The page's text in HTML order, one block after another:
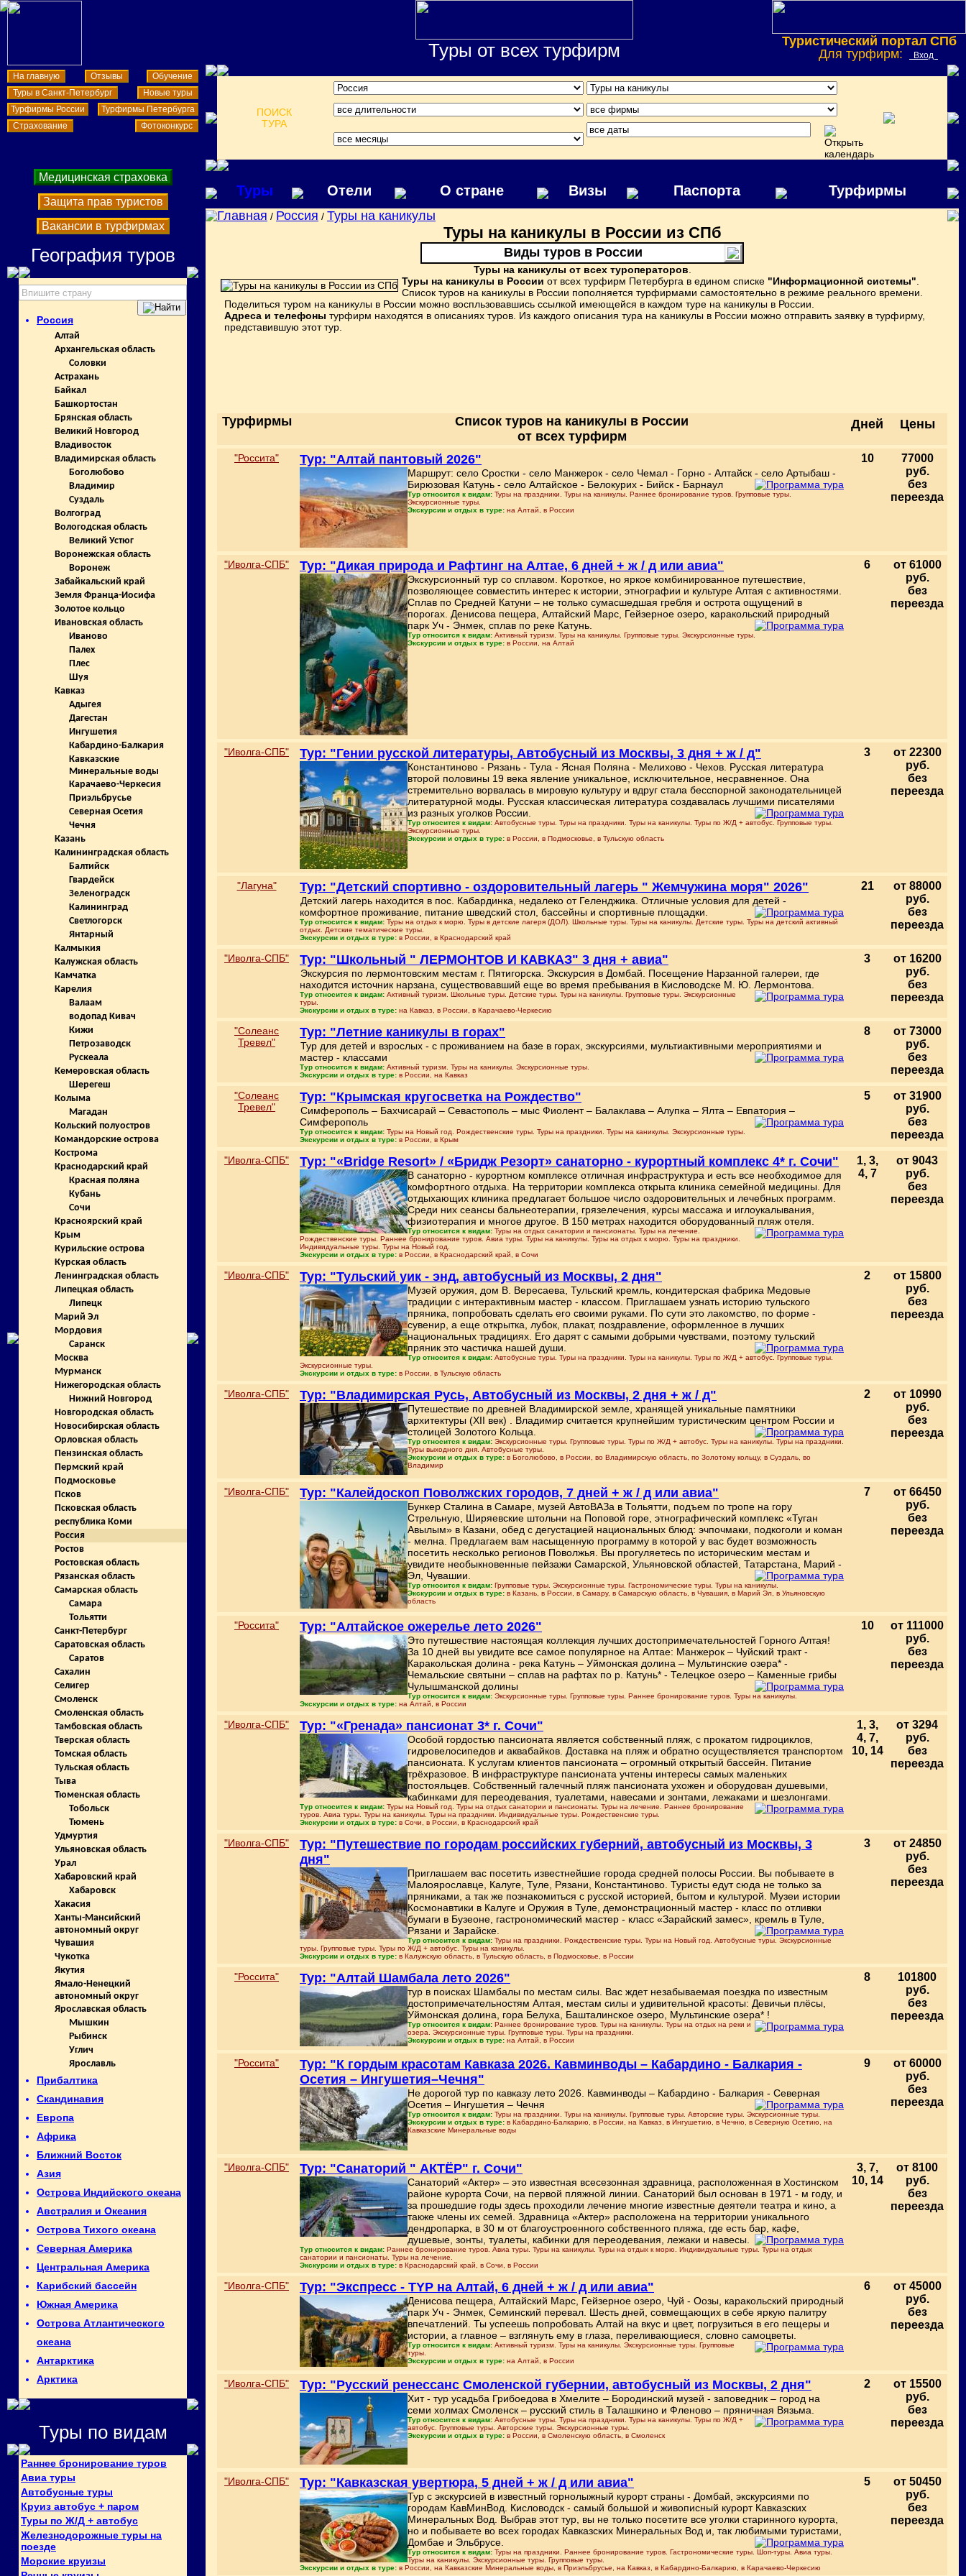
Туры от всех турфирм
Туристический портал СПб
Для турфирм:
Вход
На главную Отзывы
Обучение
Туры в Санкт-Петербург
Новые туры
Турфирмы России
Турфирмы Петербурга
Страхование
Фотоконкурс
ПОИСК
ТУРА
Медицинская страховка
Защита прав туристов
Вакансии в турфирмах
География туров
Россия
Алтай
Архангельская область
Соловки
Астрахань
Байкал
Башкортостан
Брянская область
Великий Новгород
Владивосток
Владимирская область
Боголюбово
Владимир
Суздаль
Волгоград
Вологодская область
Великий Устюг
Воронежская область
Воронеж
Забайкальский край
Земля Франца-Иосифа
Золотое кольцо
Ивановская область
Иваново
Палех
Плес
Шуя
Кавказ
Адыгея
Дагестан
Ингушетия
Кабардино-Балкария
Кавказские
Минеральные воды
Карачаево-Черкесия
Приэльбрусье
Северная Осетия
Чечня
Казань
Калининградская область
Балтийск
Гвардейск
Зеленоградск
Калининград
Светлогорск
Янтарный
Калмыкия
Калужская область
Камчатка
Карелия
Валаам
водопад Кивач
Кижи
Петрозаводск
Рускеала
Кемеровская область
Шерегеш
Колыма
Магадан
Кольский полуостров
Командорские острова
Кострома
Краснодарский край
Красная поляна
Кубань
Сочи
Красноярский край
Крым
Курильские острова
Курская область
Ленинградская область
Липецкая область
Липецк
Марий Эл
Мордовия
Саранск
Москва
Мурманск
Нижегородская область
Нижний Новгород
Новгородская область
Новосибирская область
Орловская область
Пензинская область
Пермский край
Подмосковье
Псков
Псковская область
республика Коми
Россия
Ростов
Ростовская область
Рязанская область
Самарская область
Самара
Тольятти
Санкт-Петербург
Саратовская область
Саратов
Сахалин
Селигер
Смоленск
Смоленская область
Тамбовская область
Тверская область
Томская область
Тульская область
Тыва
Тюменская область
Тобольск
Тюмень
Удмуртия
Ульяновская область
Урал
Хабаровский край
Хабаровск
Хакасия
Ханты-Мансийский
автономный округ
Чувашия
Чукотка
Якутия
Ямало-Ненецкий
автономный округ
Ярославская область
Мышкин
Рыбинск
Углич
Ярославль
Прибалтика
Скандинавия
Европа
Африка
Ближний Восток
Азия
Острова Индийского океана
Австралия и Океания
Острова Тихого океана
Северная Америка
Центральная Америка
Карибский бассейн
Южная Америка
Острова Атлантического
океана
Антарктика
Арктика
Туры по видам
Раннее бронирование туров
Авиа туры
Автобусные туры
Круиз автобус + паром
Туры по Ж/Д + автобус
Железнодорожные туры на
поезде
Морские круизы
Туры Отели О стране Визы Паспорта Турфирмы
Главная / Россия / Туры на каникулы
Туры на каникулы в России из СПб
Виды туров в России
Туры на каникулы от всех туроператоров
Туры на каникулы в России от всех турфирм Петербурга в едином списке "Информационной системы"
Список туров на каникулы в России пополняется турфирмами самостоятельно в режиме реального времени.
Поделиться туром на каникулы в России можно воспльзовавшись ссылкой имеющейся в каждом туре на каникулы в России.
Адреса и телефоны турфирм находятся в описаниях туров. Из каждого описания тура на каникулы в России можно отправить заявку в турфирму,
представившую этот тур.
Турфирмы
Список туров на каникулы в России
от всех турфирм
Дней Цены
"Россита" Тур: "Алтай пантовый 2026"
Маршрут: село Сростки - село Манжерок - село Чемал - Горно - Алтайск - село Артыбаш -
Бирюзовая Катунь - село Алтайское - Белокурих - Бийск - Барнаул
Тур относится к видам: Туры на праздники. Туры на каникулы. Раннее бронирование туров. Групповые туры.
Экскурсионные туры.
Экскурсии и отдых в туре: на Алтай, в России
10
77000
руб.
без
переезда
"Иволга-СПБ" Тур: "Дикая природа и Рафтинг на Алтае, 6 дней + ж / д или авиа"
Экскурсионный тур со сплавом. Короткое, но яркое комбинированное путешествие,
позволяющее совместить интерес к истории, этнографии и культуре Алтая с активностями.
Сплав по Средней Катуни – не только сумасшедшая гребля и острота ощущений в
порогах. Денисова пещера, Алтайский Марс, Гейзерное озеро, каракольский природный
парк Уч - Энмек, сплав по реке Катунь.
Тур относится к видам: Активный туризм. Туры на каникулы. Групповые туры. Экскурсионные туры.
Экскурсии и отдых в туре: в России, на Алтай
6
от 61000
руб.
без
переезда
"Иволга-СПБ" Тур: "Гении русской литературы, Автобусный из Москвы, 3 дня + ж / д"
Константиново - Рязань - Тула - Ясная Поляна - Мелихово - Чехов. Русская литература
второй половины 19 века явление уникальное, исключительное, несравненное. Она
стремительно ворвалась в мировую культуру и вдруг стала бесспорной законодательницей
литературной моды. Русская классическая литература создавалась лучшими писателями
из разных уголков России.
Тур относится к видам: Автобусные туры. Туры на праздники. Туры на каникулы. Туры по Ж/Д + автобус. Групповые туры.
Экскурсионные туры.
Экскурсии и отдых в туре: в России, в Подмосковье, в Тульскую область
3
от 22300
руб.
без
переезда
"Лагуна" Тур: "Детский спортивно - оздоровительный лагерь " Жемчужина моря" 2026"
Детский лагерь находится в пос. Кабардинка, недалеко от Геленджика. Отличные условия для детей -
комфортное проживание, питание шведский стол, бассейны и спортивные площадки.
Тур относится к видам: Туры на отдых к морю. Туры в детские лагеря (ДОЛ). Школьные туры. Туры на каникулы. Детские туры. Туры на детский активный
отдых. Детские тематические туры.
Экскурсии и отдых в туре: в России, в Краснодарский край
21
от 88000
руб.
без
переезда
"Иволга-СПБ" Тур: "Школьный " ЛЕРМОНТОВ И КАВКАЗ" 3 дня + авиа"
Экскурсия по лермонтовским местам г. Пятигорска. Экскурсия в Домбай. Посещение Нарзанной галереи, где
находится источник нарзана, существовавший еще во время пребывания в Кисловодске М. Ю. Лермонтова.
Тур относится к видам: Активный туризм. Школьные туры. Детские туры. Туры на каникулы. Групповые туры. Экскурсионные
туры.
Экскурсии и отдых в туре: на Кавказ, в России, в Карачаево-Черкесию
3
от 16200
руб.
без
переезда
"Солеанс
Тревел"
Тур: "Летние каникулы в горах"
Тур для детей и взрослых - с проживанием на базе в горах, экскурсиями, мультиактивными мероприятиями и
мастер - классами
Тур относится к видам: Активный туризм. Туры на каникулы. Экскурсионные туры.
Экскурсии и отдых в туре: в России, на Кавказ
8
от 73000
руб.
без
переезда
"Солеанс
Тревел"
Тур: "Крымская кругосветка на Рождество"
Симферополь – Бахчисарай – Севастополь – мыс Фиолент – Балаклава – Алупка – Ялта – Евпатория –
Симферополь
Тур относится к видам: Туры на Новый год. Рождественские туры. Туры на праздники. Туры на каникулы. Экскурсионные туры.
Экскурсии и отдых в туре: в России, в Крым
5
от 31900
руб.
без
переезда
"Иволга-СПБ" Тур: "«Bridge Resort» / «Бридж Резорт» санаторно - курортный комплекс 4* г. Сочи"
В санаторно - курортном комплексе отличная инфраструктура и есть все необходимое для
комфортного отдыха. На территории комплекса открыта клиника семейной медицины. Для
отдыхающих клиника предлагает большое число оздоровительных и лечебных программ.
Среди них сеансы бальнеотерапии, грязелечения, курсы массажа и иглоукалывания,
физиотерапия и многое другое. В 150 метрах находится оборудованный пляж отеля.
Тур относится к видам: Туры на отдых санатории и пансионаты. Туры на лечение.
Рождественские туры. Раннее бронирование туров. Авиа туры. Туры на каникулы. Туры на отдых к морю. Туры на праздники.
Индивидуальные туры. Туры на Новый год.
Экскурсии и отдых в туре: в России, в Краснодарский край, в Сочи
1, 3,
4, 7
от 9043
руб.
без
переезда
"Иволга-СПБ" Тур: "Тульский уик - энд, автобусный из Москвы, 2 дня"
Музей оружия, дом В. Вересаева, Тульский кремль, кондитерская фабрика Медовые
традиции с интерактивным мастер - классом. Приглашаем узнать историю тульского
пряника, попробовать сделать его своими руками. По сути это лакомство, по форме -
сувенир, а еще открытка, лубок, плакат, поздравление, оформленное в лучших
национальных традициях. Его дарят с самыми добрыми чувствами, поэтому тульский
пряник это частичка нашей души.
Тур относится к видам: Автобусные туры. Туры на праздники. Туры на каникулы. Туры по Ж/Д + автобус. Групповые туры.
Экскурсионные туры.
Экскурсии и отдых в туре: в России, в Тульскую область
2
от 15800
руб.
без
переезда
"Иволга-СПБ" Тур: "Владимирская Русь, Автобусный из Москвы, 2 дня + ж / д"
Путешествие по древней Владимирской земле, хранящей уникальные памятники
архитектуры (XII век) . Владимир считается крупнейшим туристическим центром России и
столицей Золотого Кольца.
Тур относится к видам: Экскурсионные туры. Групповые туры. Туры по Ж/Д + автобус. Туры на каникулы. Туры на праздники.
Туры выходного дня. Автобусные туры.
Экскурсии и отдых в туре: в Боголюбово, в России, во Владимирскую область, по Золотому кольцу, в Суздаль, во
Владимир
2
от 10990
руб.
без
переезда
"Иволга-СПБ" Тур: "Калейдоскоп Поволжских городов, 7 дней + ж / д или авиа"
Бункер Сталина в Самаре, музей АвтоВАЗа в Тольятти, подъем по тропе на гору
Стрельную, Ширяевские штольни на Поповой горе, этнографический комплекс «Туган
Авылым» в Казани, обед с дегустацией национальных блюд: эчпочмаки, подкоголи и коман
- мелна. Предлагаем вам насыщенную программу в которой у вас будет возможность
посетить несколько регионов Поволжья. Вы прогуляетесь по историческим местам и
увидите необыкновенные пейзажи Самарской, Ульяновской областей, Татарстана, Марий -
Эл, Чувашии.
Тур относится к видам: Групповые туры. Экскурсионные туры. Гастрономические туры. Туры на каникулы.
Экскурсии и отдых в туре: в Казань, в России, в Самару, в Самарскую область, в Чувашия, в Марий Эл, в Ульяновскую
область
7
от 66450
руб.
без
переезда
"Россита" Тур: "Алтайское ожерелье лето 2026"
Это путешествие настоящая коллекция лучших достопримечательностей Горного Алтая!
За 10 дней вы увидите все самое популярное на Алтае: Манжерок – Чуйский тракт -
Каракольская долина - река Катунь – Уймонская долина – Мультинские озера* -
Чемальские святыни – сплав на рафтах по р. Катунь* - Телецкое озеро – Каменные грибы
Чулышманской долины
Тур относится к видам: Экскурсионные туры. Групповые туры. Раннее бронирование туров. Туры на каникулы.
Экскурсии и отдых в туре: на Алтай, в России
10
от 111000
руб.
без
переезда
"Иволга-СПБ" Тур: "«Гренада» пансионат 3* г. Сочи"
Особой гордостью пансионата является собственный пляж, с прокатом гидроциклов,
гидровелосипедов и аквабайков. Доставка на пляж и обратно осуществляется транспортом
пансионата. К услугам клиентов пансионата – огромный открытый бассейн. Питание
трёхразовое. В инфраструктуре пансионата учтены интересы самых маленьких
постояльцев. Собственный галечный пляж пансионата ухожен и оборудован душевыми,
кабинками для переодевания, туалетами, навесами и зонтами, лежаками и шезлонгами.
Тур относится к видам: Туры на Новый год. Туры на отдых санатории и пансионаты. Туры на лечение. Раннее бронирование
туров. Авиа туры. Туры на каникулы. Туры на праздники. Индивидуальные туры. Рождественские туры.
Экскурсии и отдых в туре: в Сочи, в России, в Краснодарский край
1, 3,
4, 7,
10, 14
от 3294
руб.
без
переезда
"Иволга-СПБ"
Тур: "Путешествие по городам российских губерний, автобусный из Москвы, 3
дня"
Приглашаем вас посетить известнейшие города средней полосы России. Вы побываете в
Малоярославце, Калуге, Туле, Рязани, Константиново. Туристы едут сюда не только за
пряниками, а так же познакомиться с русской историей, бытом и культурой. Музеи истории
Космонавтики в Калуге и Оружия в Туле, демонстрационный мастер - класс по отливки
бумаги в Бузеоне, гастрономический мастер - класс «Зарайский замес», кремль в Туле,
Рязани и Зарайске.
Тур относится к видам: Туры на праздники. Рождественские туры. Туры на Новый год. Автобусные туры. Экскурсионные
туры. Групповые туры. Туры по Ж/Д + автобус. Туры на каникулы.
Экскурсии и отдых в туре: в Калужскую область, в Тульскую область, в Подмосковье, в России
3
от 24850
руб.
без
переезда
"Россита" Тур: "Алтай Шамбала лето 2026"
тур в поисках Шамбалы по местам силы. Вас ждет незабываемая поездка по известным
достопримечательностям Алтая, местам силы и удивительной красоты: Девичьи плёсы,
Уймонская долина, гора Белуха, Башталинское озеро, Мультинские озера* !
Тур относится к видам: Раннее бронирование туров. Туры на каникулы. Туры на отдых на реки и
озера. Экскурсионные туры. Групповые туры. Туры на праздники.
Экскурсии и отдых в туре: на Алтай, в России
8
101800
руб.
без
переезда
"Россита"
Тур: "К гордым красотам Кавказа 2026. Кавминводы – Кабардино - Балкария -
Осетия – Ингушетия–Чечня"
Не дорогой тур по кавказу лето 2026. Кавминводы – Кабардино - Балкария - Северная
Осетия – Ингушетия – Чечня
Тур относится к видам: Туры на праздники. Туры на каникулы. Групповые туры. Авторские туры. Экскурсионные туры.
Экскурсии и отдых в туре: в Кабардино-Балкарию, в России, на Кавказ, в Ингушетию, в Чечню, в Северную Осетию, на
Кавказские Минеральные воды
9
от 60000
руб.
без
переезда
"Иволга-СПБ" Тур: "Санаторий " АКТЁР" г. Сочи"
Санаторий «Актер» ‒ это известная всесезонная здравница, расположенная в Хостинском
районе курорта Сочи, на первой пляжной линии. Санаторий был основан в 1971 - м году, и
за прошедшие годы здесь проходили лечение многие известные деятели театра и кино, а
также члены их семей. Здравница «Актер» расположена на территории уникального
дендропарка, в 30 м от благоустроенного собственного пляжа, где есть бар, кафе,
душевые, зонты, туалеты, кабинки для переодевания, лежаки и навесы.
Тур относится к видам: Раннее бронирование туров. Авиа туры. Туры на каникулы. Туры на отдых к морю. Индивидуальные туры. Туры на отдых
санатории и пансионаты. Туры на лечение.
Экскурсии и отдых в туре: в Краснодарский край, в Сочи, в России
3, 7,
10, 14
от 8100
руб.
без
переезда
"Иволга-СПБ" Тур: "Экспресс - TYP на Алтай, 6 дней + ж / д или авиа"
Денисова пещера, Алтайский Марс, Гейзерное озеро, Чуй - Оозы, каракольский природный
парк Уч - Энмек, Семинский перевал. Шесть дней, совмещающих в себе яркую палитру
впечатлений. Ты успеешь попробовать Алтай на вкус и цвет, погрузиться в его пещеры и
истории, а главное – взглянуть ему в глаза, переливающиеся, словно самоцветы.
Тур относится к видам: Активный туризм. Туры на каникулы. Экскурсионные туры. Групповые
туры.
Экскурсии и отдых в туре: на Алтай, в России
6
от 45000
руб.
без
переезда
"Иволга-СПБ" Тур: "Русский ренессанс Смоленской губернии, автобусный из Москвы, 2 дня"
Хит - тур усадьба Грибоедова в Хмелите – Бородинский музей - заповедник – город на
семи холмах Смоленск – русский стиль в Талашкино и Фленово – пряничная Вязьма.
Тур относится к видам: Автобусные туры. Туры на праздники. Туры на каникулы. Туры по Ж/Д +
автобус. Групповые туры. Авторские туры. Экскурсионные туры.
Экскурсии и отдых в туре: в России, в Смоленскую область, в Смоленск
2
от 15500
руб.
без
переезда
"Иволга-СПБ" Тур: "Кавказская увертюра, 5 дней + ж / д или авиа"
Тур с экскурсией в известный горнолыжный курорт страны - Домбай, экскурсиями по
городам КавМинВод. Кисловодск - самый большой и живописный курорт Кавказских
Минеральных Вод. Выбрав этот тур, вы не только посетите все уголки старинного курорта,
но и побываете во всех городах Кавказских Минеральных Вод и, так любимыми туристами,
Домбае и Эльбрусе.
Тур относится к видам: Туры на праздники. Раннее бронирование туров. Гастрономические туры. Шоп-туры. Авиа туры.
Туры на каникулы. Экскурсионные туры. Групповые туры.
Экскурсии и отдых в туре: в России, на Кавказские Минеральные воды, в Приэльбрусье, на Кавказ, в Кабардино-Балкарию, в Карачаево-Черкесию
5
от 50450
руб.
без
переезда